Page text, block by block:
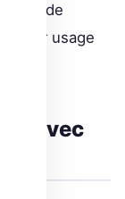
de
à leur usage
avec